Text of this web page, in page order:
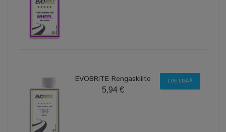
EVOBRITE Rengaskiilto
5,94 €
LUE LISÄÄ